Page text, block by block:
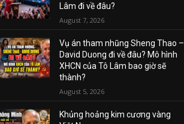
Lâm đi về đâu?
August 7, 2026
Vụ án tham nhũng Sheng Thao –
David Duong đi về đâu? Mô hình
XHCN của Tô Lâm bao giờ sẽ
thành?
August 5, 2026
Khủng hoảng kim cương vàng